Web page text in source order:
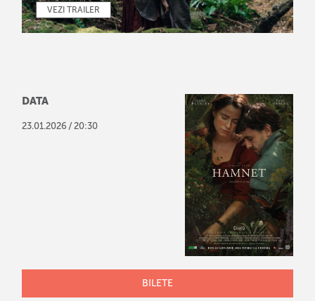
VEZI TRAILER
DATA
23.01 .2026 / 20:30
BILETE